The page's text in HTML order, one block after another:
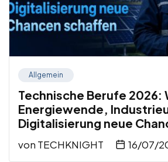
Allgemein
Technische Berufe 2026:
Energiewende,
Digitalisierung neue
von TECHKNIGHT 16/07/